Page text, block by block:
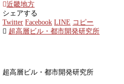
近畿地方
シェアする
Twitter Facebook LINE コピー
超高層ビル・都市開発研究所
超高層ビル・都市開発研究所